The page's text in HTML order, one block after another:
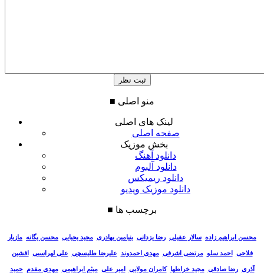
■ منو اصلی
لینک های اصلی
صفحه اصلی
بخش موزیک
دانلود آهنگ
دانلود آلبوم
دانلود ریمیکس
دانلود موزیک ویدیو
■ برچسب ها
محسن ابراهیم زاده سالار عقیلی رضا یزدانی بنیامین بهادری مجید یحیایی محسن یگانه مازیار
فلاحی احمد سلو مرتضی اشرفی مهدی احمدوند علیرضا طلیسچی علی لهراسبی افشین
آذری رضا صادقی مجید خراطها کامران مولایی امیر علی میثم ابراهیمی مهدی مقدم حمید